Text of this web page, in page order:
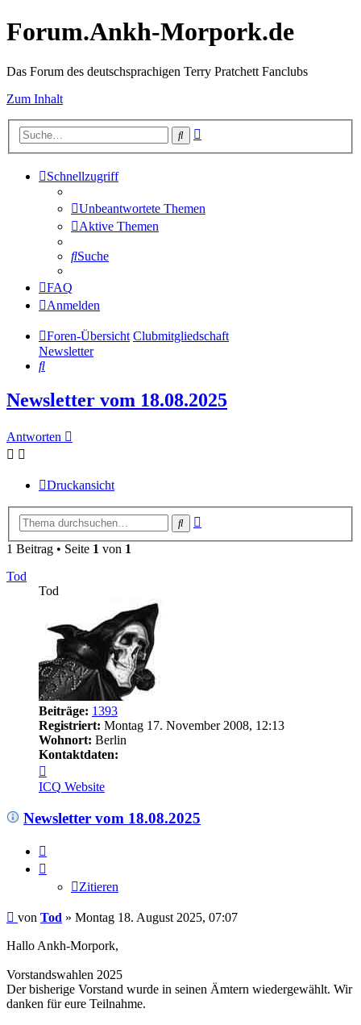
Forum.Ankh-Morpork.de
Das Forum des deutschsprachigen Terry Pratchett Fanclubs
Zum Inhalt
Suche
Schnellzugriff
Unbeantwortete Themen
Aktive Themen
Suche
FAQ
Anmelden
Foren-Übersicht Clubmitgliedschaft
Newsletter
Suche
Newsletter vom 18.08.2025
Antworten
Druckansicht
Suche
1 Beitrag • Seite 1 von 1
Tod
Tod
Beiträge: 1393
Registriert: Montag 17. November 2008, 12:13
Wohnort: Berlin
Kontaktdaten:
von
Tod
ICQ Website
Newsletter vom 18.08.2025
Zitieren
Beitrag
von Tod » Montag 18. August 2025, 07:07
Hallo Ankh-Morpork,
Vorstandswahlen 2025
Der bisherige Vorstand wurde in seinen Ämtern wiedergewählt. Wir
danken für eure Teilnahme.